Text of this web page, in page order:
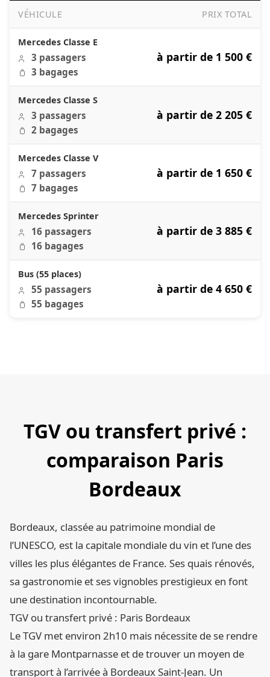
VÉHICULE PRIX TOTAL
Mercedes Classe E
3 passagers
3 bagages
à partir de 1 500 €
Mercedes Classe S
3 passagers
2 bagages
à partir de 2 205 €
Mercedes Classe V
7 passagers
7 bagages
à partir de 1 650 €
Mercedes Sprinter
16 passagers
16 bagages
à partir de 3 885 €
Bus (55 places)
55 passagers
55 bagages
à partir de 4 650 €
TGV ou transfert privé :
comparaison Paris
Bordeaux
Bordeaux, classée au patrimoine mondial de
l’UNESCO, est la capitale mondiale du vin et l’une des
villes les plus élégantes de France. Ses quais rénovés,
sa gastronomie et ses vignobles prestigieux en font
une destination incontournable.
TGV ou transfert privé : Paris Bordeaux
Le TGV met environ 2h10 mais nécessite de se rendre
à la gare Montparnasse et de trouver un moyen de
transport à l’arrivée à Bordeaux Saint-Jean. Un